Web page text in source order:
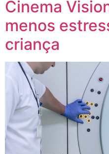
Cinema
menos
criança